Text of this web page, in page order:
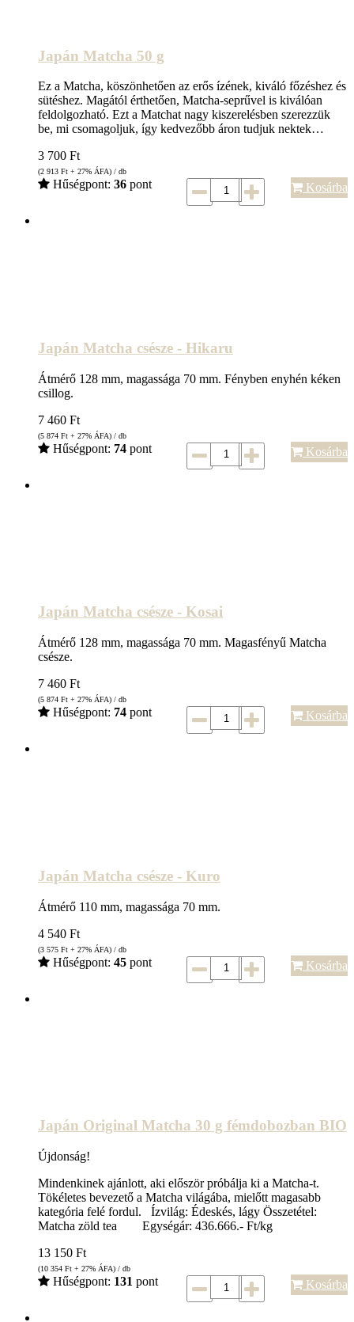
Japán Matcha 50 g
Ez a Matcha, köszönhetően az erős ízének, kiváló főzéshez és
sütéshez. Magától érthetően, Matcha-seprűvel is kiválóan
feldolgozható. Ezt a Matchat nagy kiszerelésben szerezzük
be, mi csomagoljuk, így kedvezőbb áron tudjuk nektek…
3 700 Ft
(2 913 Ft + 27% ÁFA) / db
Hűségpont: 36 pont Kosárba
Japán Matcha csésze - Hikaru
Átmérő 128 mm, magassága 70 mm. Fényben enyhén kéken
csillog.
7 460 Ft
(5 874 Ft + 27% ÁFA) / db
Hűségpont: 74 pont Kosárba
Japán Matcha csésze - Kosai
Átmérő 128 mm, magassága 70 mm. Magasfényű Matcha
csésze.
7 460 Ft
(5 874 Ft + 27% ÁFA) / db
Hűségpont: 74 pont Kosárba
Japán Matcha csésze - Kuro
Átmérő 110 mm, magassága 70 mm.
4 540 Ft
(3 575 Ft + 27% ÁFA) / db
Hűségpont: 45 pont Kosárba
Japán Original Matcha 30 g fémdobozban BIO
Újdonság!
Mindenkinek ajánlott, aki először próbálja ki a Matcha-t.
Tökéletes bevezető a Matcha világába, mielőtt magasabb
kategória felé fordul. Ízvilág: Édeskés, lágy Összetétel:
Matcha zöld tea Egységár: 436.666.- Ft/kg
13 150 Ft
(10 354 Ft + 27% ÁFA) / db
Hűségpont: 131 pont Kosárba